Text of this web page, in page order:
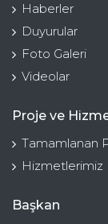
Haberler
Duyurular
Foto Galeri
Videolar
Proje ve
Tamamlanan
Hizmetlerimiz
Başkan